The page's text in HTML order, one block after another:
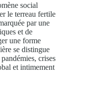
social
le terreau fertile
par une
et de
une forme
se distingue
crises
et intimement